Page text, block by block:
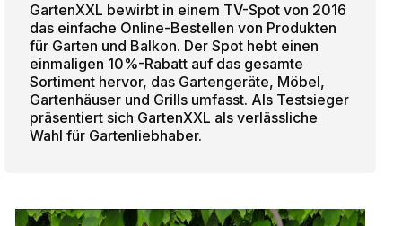
GartenXXL bewirbt in einem TV-Spot von 2016
das einfache Online-Bestellen von Produkten
für Garten und Balkon. Der Spot hebt einen
einmaligen 10%-Rabatt auf das gesamte
Sortiment hervor, das Gartengeräte, Möbel,
Gartenhäuser und Grills umfasst. Als Testsieger
präsentiert sich GartenXXL als verlässliche
Wahl für Gartenliebhaber.